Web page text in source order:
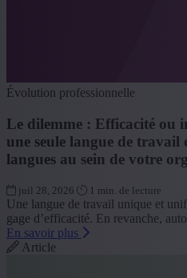
Évolution professionnelle
Le dilemme : Efficacité ou
une seule langue de
langues au sein de votre
juil 28, 2026 1 min. de lecture
Une langue de travail unique et
gage d’efficacité. En revanche,
En savoir plus
Article